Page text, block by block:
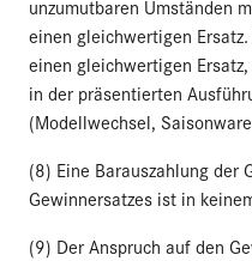
unzumutbaren Umständen
einen gleichwertigen
einen gleichwertigen
in der präsentierten
(Modellwechsel,
(8) Eine Barauszahlung der
Gewinnersatzes ist in
(9) Der Anspruch auf den